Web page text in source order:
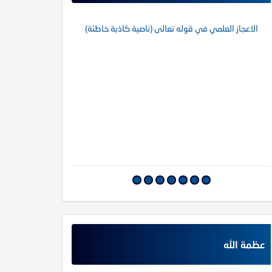
الغزالي عن الرسول التي بكى فيها وأبكى
الاعجاز العلمي في قوله تعالى (ناصية كاذبة خاطئة)
عظمة الله